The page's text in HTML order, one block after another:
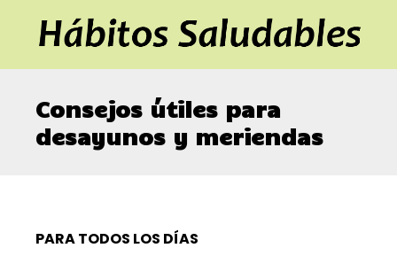
Consejos útiles para
desayunos y meriendas
PARA TODOS LOS DÍAS